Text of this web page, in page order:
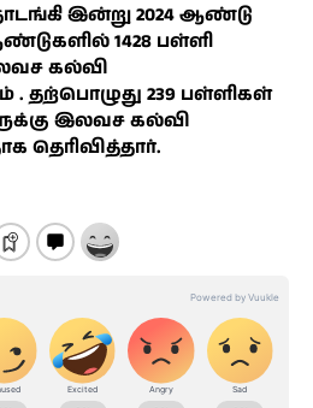
இன்று 2024 ஆண்டு
1428 பள்ளி
கல்வி
. தற்பொழுது 239 பள்ளிகள்
இலவச கல்வி
தெரிவித்தார்.